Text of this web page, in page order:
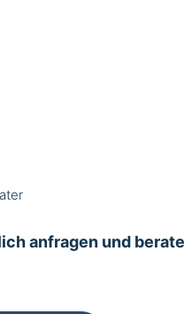
anfragen und